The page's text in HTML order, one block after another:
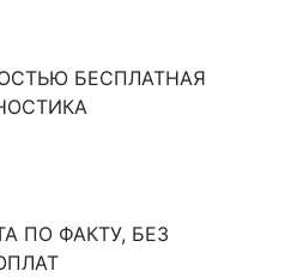
БЕСПЛАТНАЯ
ПО ФАКТУ, БЕЗ